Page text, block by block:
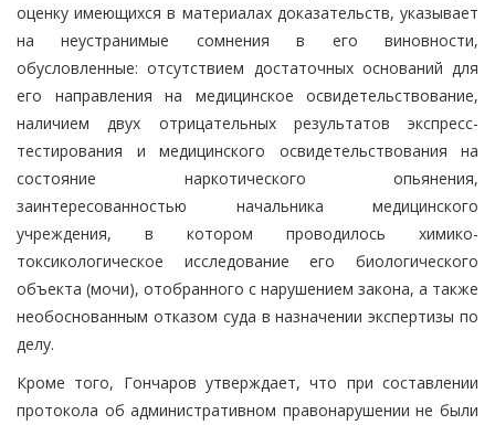
оценку имеющихся в материалах доказательств, указывает
на неустранимые сомнения в его виновности,
обусловленные: отсутствием достаточных оснований для
его направления на медицинское освидетельствование,
наличием двух отрицательных результатов экспресс-
тестирования и медицинского освидетельствования на
состояние наркотического опьянения,
заинтересованностью начальника медицинского
учреждения, в котором проводилось химико-
токсикологическое исследование его биологического
объекта (мочи), отобранного с нарушением закона, а также
необоснованным отказом суда в назначении экспертизы по
делу.
Кроме того, Гончаров утверждает, что при составлении
протокола об административном правонарушении не были